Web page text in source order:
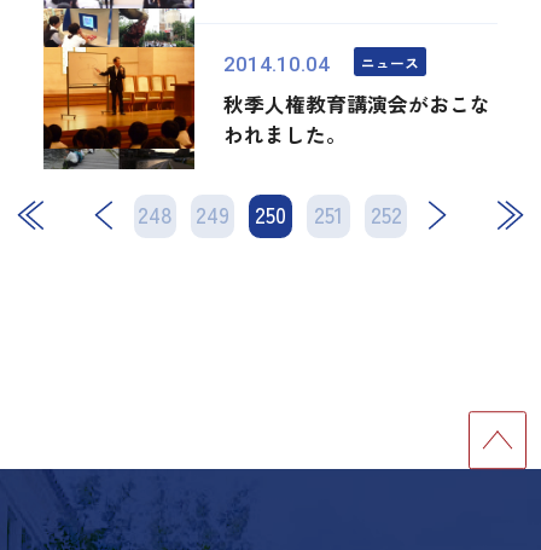
2014.10.04 ニュース
秋季人権教育講演会がおこな
われました。
248 249 250 251 252
次 最後